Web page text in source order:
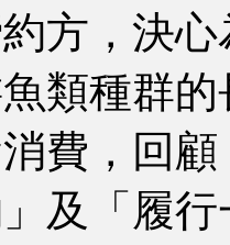
，決心
類種群
費，回
及「履